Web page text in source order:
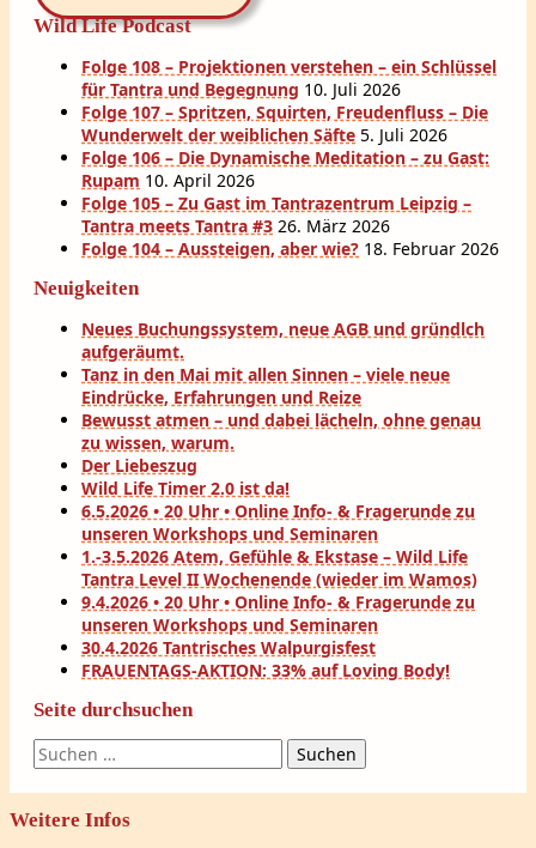
Wild Life Podcast
Folge 108 – Projektionen verstehen – ein Schlüssel
für Tantra und Begegnung 10. Juli 2026
Folge 107 – Spritzen, Squirten, Freudenfluss – Die
Wunderwelt der weiblichen Säfte 5. Juli 2026
Folge 106 – Die Dynamische Meditation – zu Gast:
Rupam 10. April 2026
Folge 105 – Zu Gast im Tantrazentrum Leipzig –
Tantra meets Tantra #3 26. März 2026
Folge 104 – Aussteigen, aber wie? 18. Februar 2026
Neuigkeiten
Neues Buchungssystem, neue AGB und gründlch
aufgeräumt.
Tanz in den Mai mit allen Sinnen – viele neue
Eindrücke, Erfahrungen und Reize
Bewusst atmen – und dabei lächeln, ohne genau
zu wissen, warum.
Der Liebeszug
Wild Life Timer 2.0 ist da!
6.5.2026 • 20 Uhr • Online Info- & Fragerunde zu
unseren Workshops und Seminaren
1.-3.5.2026 Atem, Gefühle & Ekstase – Wild Life
Tantra Level II Wochenende (wieder im Wamos)
9.4.2026 • 20 Uhr • Online Info- & Fragerunde zu
unseren Workshops und Seminaren
30.4.2026 Tantrisches Walpurgisfest
FRAUENTAGS-AKTION: 33% auf Loving Body!
Seite durchsuchen
Suchen
nach:
Weitere Infos